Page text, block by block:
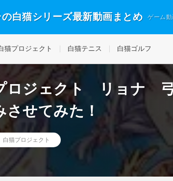
の白猫シリーズ最新動画まとめ ゲーム動
猫プロジェクト 白猫テニス 白猫ゴルフ
ロジェクト リョナ 弓
させてみた！
白猫プロジェクト